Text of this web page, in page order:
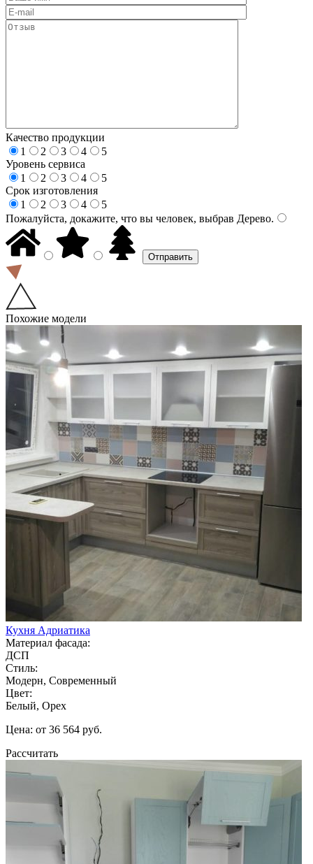
Качество продукции
1
2 3 4
5
Уровень сервиса
1
2 3 4
5
Срок изготовления
1
2 3 4
5
Пожалуйста, докажите, что вы человек, выбрав Дерево.
Похожие модели
Кухня Адриатика
Материал фасада:
ДСП
Стиль:
Модерн, Современный
Цвет:
Белый, Орех
Цена: от 36 564 руб.
Рассчитать